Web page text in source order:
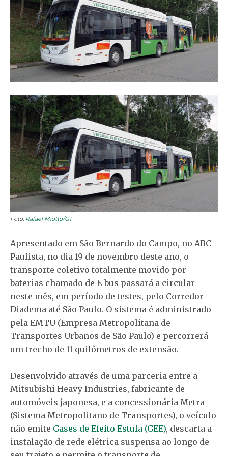
Foto: Rafael Miotto/G1
Apresentado em São Bernardo do Campo, no ABC
Paulista, no dia 19 de novembro deste ano, o
transporte coletivo totalmente movido por
baterias chamado de E-bus passará a circular
neste mês, em período de testes, pelo Corredor
Diadema até São Paulo. O sistema é administrado
pela EMTU (Empresa Metropolitana de
Transportes Urbanos de São Paulo) e percorrerá
um trecho de 11 quilômetros de extensão.
Desenvolvido através de uma parceria entre a
Mitsubishi Heavy Industries, fabricante de
automóveis japonesa, e a concessionária Metra
(Sistema Metropolitano de Transportes), o veículo
não emite Gases de Efeito Estufa (GEE), descarta a
instalação de rede elétrica suspensa ao longo de